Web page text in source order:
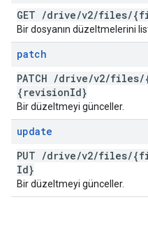
GET /drive/v2/files/
Bir dosyanın düzeltmelerini
patch
PATCH /drive/v2/files/
{revisionId}
Bir düzeltmeyi günceller.
update
PUT /drive/v2/files/
Id}
Bir düzeltmeyi günceller.